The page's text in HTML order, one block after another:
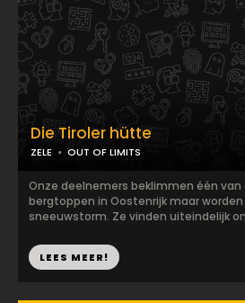
Die Tiroler hütte
ZELE OUT OF LIMITS
Onze deelnemers beklimmen één
bergtoppen in Oostenrijk maar
sneeuwstorm. Ze vinden uiteindelijk
LEES MEER!